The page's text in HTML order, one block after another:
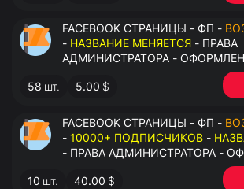
FACEBOOK СТРАНИЦЫ - ФП -
- НАЗВАНИЕ МЕНЯЕТСЯ - ПРАВА
АДМИНИСТРАТОРА -
ЗАПОЛНЕННАЯ ИНФОРМАЦИЯ -
58 шт. 5.00 $
FACEBOOK СТРАНИЦЫ - ФП -
- 10000+ ПОДПИСЧИКОВ -
- ПРАВА АДМИНИСТРАТОРА -
ЗАПОЛНЕННАЯ ИНФОРМАЦИЯ -
10 шт. 40.00 $